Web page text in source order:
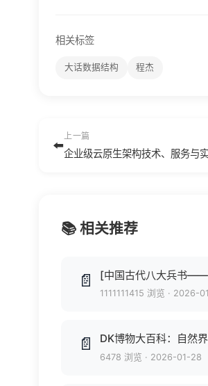
相关标签
大话数据结构 程杰
⬅️
上一篇
企业级云原生架构技术、服务与
📚 相关推荐
📄 [中国古代八大兵书
1111111415 浏览 · 2026-
📄 DK博物大百科：自然
6478 浏览 · 2026-01-28